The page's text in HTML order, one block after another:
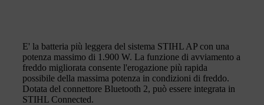
E' la batteria più leggera del sistema STIHL AP con una
potenza massimo di 1.900 W. La funzione di avviamento a
freddo migliorata consente l'erogazione più rapida
possibile della massima potenza in condizioni di freddo.
Dotata del connettore Bluetooth 2, può essere integrata in
STIHL Connected.